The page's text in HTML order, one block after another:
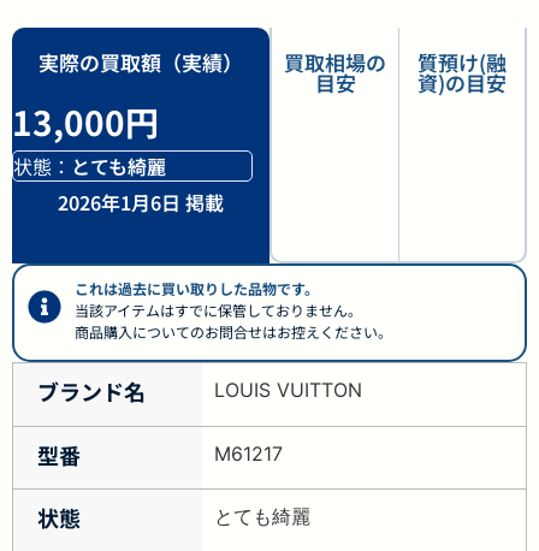
実際の買取額（実績）
13,000円
状態： とても綺麗
2026年1月6日 掲載
買取相場の
目安
質預け(融
資)の目安
これは過去に買い取りした品物です。
当該アイテムはすでに保管しておりません。
商品購入についてのお問合せはお控えください。
ブランド名 LOUIS VUITTON
型番 M61217
状態 とても綺麗